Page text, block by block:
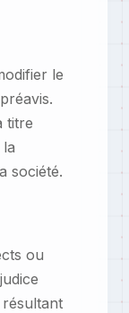
le
titre
société.
ou